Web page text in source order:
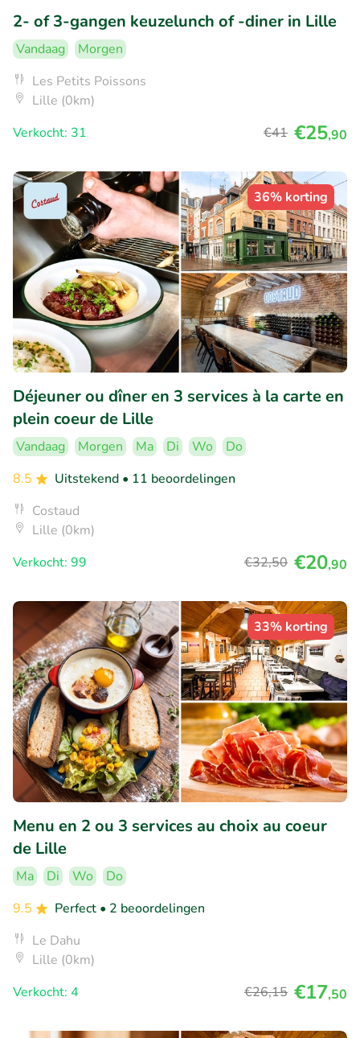
2- of 3-gangen keuzelunch of -diner in Lille
Vandaag
Morgen
Les Petits Poissons
Lille (0km)
Verkocht: 31
€41 €25,90
36% korting
Déjeuner ou dîner en 3 services à la carte en
plein coeur de Lille
Vandaag Morgen Ma Di Wo
Do
8.5
Uitstekend • 11 beoordelingen
Costaud
Lille (0km)
Verkocht: 99
€32,50 €20,90
33% korting
Menu en 2 ou 3 services au choix au coeur
de Lille
Ma Di Wo
Do
9.5
Perfect • 2 beoordelingen
Le Dahu
Lille (0km)
Verkocht: 4
€26,15 €17,50